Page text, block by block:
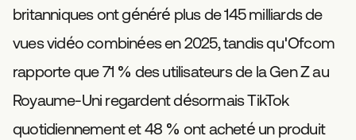
britanniques ont généré plus de 145 milliards de
vues vidéo combinées en 2025, tandis qu'Ofcom
rapporte que 71 % des utilisateurs de la Gen Z au
Royaume-Uni regardent désormais TikTok
quotidiennement et 48 % ont acheté un produit